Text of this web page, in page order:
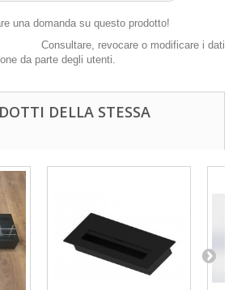
una domanda su questo prodotto!
Consultare, revocare o modificare i dati
da parte degli utenti.
DELLA STESSA